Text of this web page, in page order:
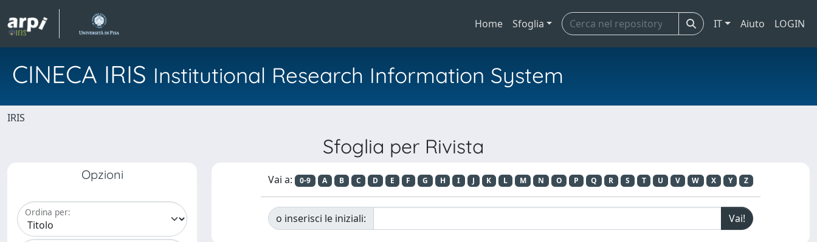
Home Sfoglia IT Aiuto LOGIN
CINECA IRIS Institutional Research Information System
IRIS
Sfoglia per Rivista
Opzioni
Ordina per:
Vai a: 0-9 A B C D E F G H I J K L M N O P Q R S T U V W X Y Z
o inserisci le iniziali: